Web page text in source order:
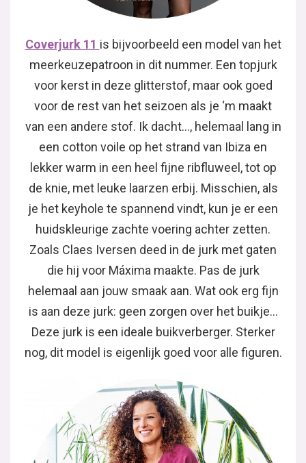
Coverjurk 11 is bijvoorbeeld een model van het
meerkeuzepatroon in dit nummer. Een topjurk
voor kerst in deze glitterstof, maar ook goed
voor de rest van het seizoen als je ‘m maakt
van een andere stof. Ik dacht…, helemaal lang in
een cotton voile op het strand van Ibiza en
lekker warm in een heel fijne ribfluweel, tot op
de knie, met leuke laarzen erbij. Misschien, als
je het keyhole te spannend vindt, kun je er een
huidskleurige zachte voering achter zetten.
Zoals Claes Iversen deed in de jurk met gaten
die hij voor Máxima maakte. Pas de jurk
helemaal aan jouw smaak aan. Wat ook erg fijn
is aan deze jurk: geen zorgen over het buikje…
Deze jurk is een ideale buikverberger. Sterker
nog, dit model is eigenlijk goed voor alle figuren.